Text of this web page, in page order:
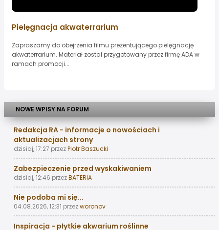
Pielęgnacja akwaterrarium
Zapraszamy do obejrzenia filmu prezentującego pielęgnację
akwaterrarium. Materiał został przygotowany przez firmę ADA w
ramach promocji...
NOWE WPISY NA FORUM
Redakcja RA - informacje o nowościach i
aktualizacjach strony
dzisiaj, 17:27 przezPiotr Baszucki
Zabezpieczenie przed wyskakiwaniem
dzisiaj, 12:46 przezBATERIA
Nie podoba mi się...
04.08.2026, 12:31 przezworonov
Inspiracja - płytkie akwarium roślinne